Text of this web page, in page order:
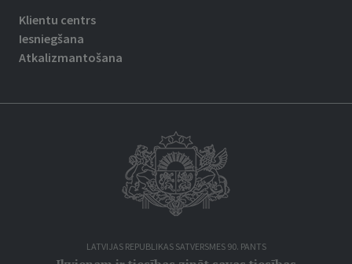
Klientu centrs
Iesniegšana
Atkalizmantošana
LATVIJAS REPUBLIKAS SATVERSMES 90. PANTS